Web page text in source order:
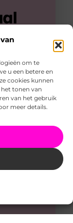
om te
u een betere en
cookies kunnen
tonen van
van het gebruik
meer details.
of wil jij graag